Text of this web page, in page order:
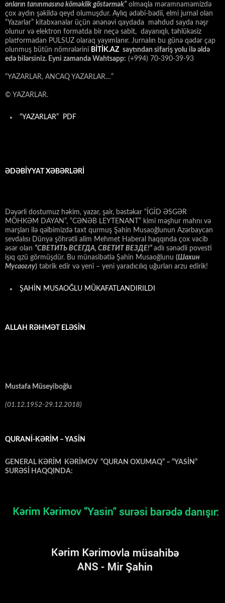
onların tanınmasına kömәklik göstәrmәk” olmaqla məramnaməmizdə
çox aydın şəkildə qeyd olumuşdur. Aylıq ədəbi-bədii, elmi jurnal olan
“Yazarlar” kitabxanalar üçün ənənəvi qaydada məhdud sayda nəşr
olunur və elektron formatda bir neçə sabit, dayanıqlı, təhlükəsiz
platformadan PULSUZ olaraq yayımlanır. Jurnalın bu günə qədər çap
olunmuş bütün nömrələrini BİTİK.AZ saytından sifariş yolu ilə əldə
edə bilərsiniz. Eyni zamanda Wahtsapp: (+994) 70-390-39-93
“YAZARLAR, ANCAQ YAZARLAR…”
© YAZARLAR.
“YAZARLAR” PDF
ƏDƏBİYYAT XƏBƏRLƏRİ
Dəyərli dostumuz həkim, yazar, şair, bəstəkar “İGİD ƏSGƏR
MÖHKƏM DAYAN”, “CƏNƏB LEYTENANT” kimi məşhur mahnı və
marşları ilə qəlbimizdə taxt qurmuş Şahin Musaoğlunun Azərbaycan
sevdalısı Dünya şöhrətli alim Mehmet Haberal haqqında çox vacib
əsər olan “СВЕТИТЬ ВСЕГДА, СВЕТИТ ВЕЗДЕ!” adlı sənədli povesti
işıq qzü görmüşdür. Bu münasibətlə Şahin Musaoğlunu (Шахин
Мусаоглу) təbrik edir və yeni – yeni yaradıcılıq uğurları arzu edirik!
ŞAHİN MUSAOĞLU MÜKAFATLANDIRILDI
ALLAH RƏHMƏT ELƏSİN
Mustafa Müseyiboğlu
(01.12.1952-29.12.2018)
QURANİ-KƏRİM – YASİN
GENERAL KƏRİM KƏRİMOV “QURAN OXUMAQ” – “YASİN”
SURƏSİ HAQQINDA: